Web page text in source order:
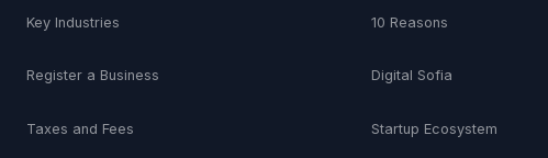
Key Industries
Register a Business
Taxes and Fees
10 Reasons
Digital Sofia
Startup Ecosystem